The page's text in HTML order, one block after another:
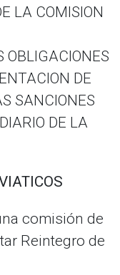
LA COMISION
OBLIGACIONES
DE
SANCIONES
DE LA
comisión de
Reintegro de